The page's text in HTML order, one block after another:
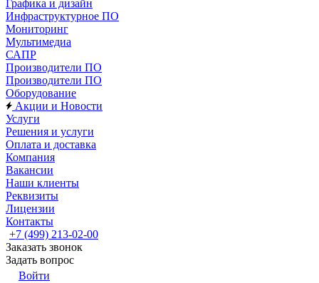
Графика и дизайн
Инфраструктурное ПО
Мониторинг
Мультимедиа
САПР
Производители ПО
Производители ПО
Оборудование
Акции и Новости
Услуги
Решения и услуги
Оплата и доставка
Компания
Вакансии
Наши клиенты
Реквизиты
Лицензии
Контакты
+7 (499) 213-02-00
Заказать звонок
Задать вопрос
Войти